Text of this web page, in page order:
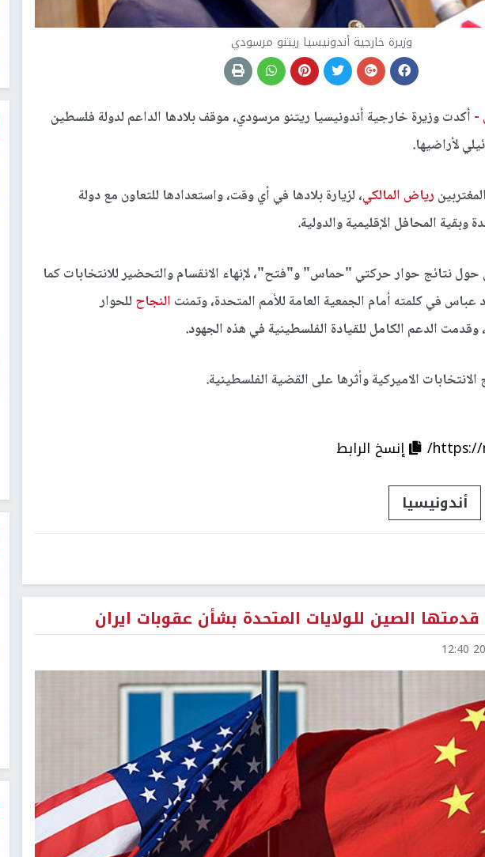
وزيرة خارجية أندونيسيا ريتنو مرسودي
- أكدت وزيرة خارجية أندونيسيا ريتنو مرسودي، موقف بلادها الداعم لدولة فلسطين
لأراضيها.
رياض المالكي، لزيارة بلادها في أي وقت، واستعدادها للتعاون مع دولة
المحافل الإقليمية والدولية.
حول نتائج حوار حركتي "حماس" و"فتح"، لإنهاء الانقسام والتحضير للانتخابات كما
في كلمته أمام الجمعية العامة للأمم المتحدة، وتمنت النجاح للحوار
الدعم الكامل للقيادة الفلسطينية في هذه الجهود.
الاميركية وأثرها على القضية الفلسطينية.
https://
إنسخ الرابط
أندونيسيا
الصين للولايات المتحدة بشأن عقوبات ايران